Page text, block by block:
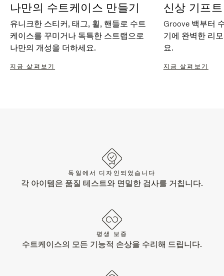
나만의 수트케이스 만들기
유니크한 스티커, 태그, 휠, 핸들로 수트
케이스를 꾸미거나 독특한 스트랩으로
나만의 개성을 더하세요.
지금 살펴보기
신상 기프
Groove 백부터
기에 완벽한 리
요.
지금 살펴보기
독일에서 디자인되었습니다
각 아이템은 품질 테스트와 면밀한 검사를 거칩니다.
평생 보증
수트케이스의 모든 기능적 손상을 수리해 드립니다.